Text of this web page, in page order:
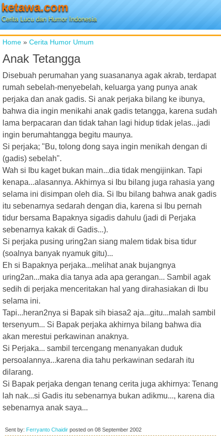
ketawa.com
Cerita Lucu dan Humor Indonesia
Home » Cerita Humor Umum
Anak Tetangga
Disebuah perumahan yang suasananya agak akrab, terdapat
rumah sebelah-menyebelah, keluarga yang punya anak
perjaka dan anak gadis. Si anak perjaka bilang ke ibunya,
bahwa dia ingin menikahi anak gadis tetangga, karena sudah
lama berpacaran dan tidak tahan lagi hidup tidak jelas...jadi
ingin berumahtangga begitu maunya.
Si perjaka; "Bu, tolong dong saya ingin menikah dengan di
(gadis) sebelah".
Wah si Ibu kaget bukan main...dia tidak mengijinkan. Tapi
kenapa...alasannya. Akhirnya si Ibu bilang juga rahasia yang
selama ini disimpan oleh dia. Si Ibu bilang bahwa anak gadis
itu sebenarnya sedarah dengan dia, karena si Ibu pernah
tidur bersama Bapaknya sigadis dahulu (jadi di Perjaka
sebenarnya kakak di Gadis...).
Si perjaka pusing uring2an siang malem tidak bisa tidur
(soalnya banyak nyamuk gitu)...
Eh si Bapaknya perjaka...melihat anak bujangnya
uring2an...maka dia tanya ada apa gerangan... Sambil agak
sedih di perjaka menceritakan hal yang dirahasiakan di Ibu
selama ini.
Tapi...heran2nya si Bapak sih biasa2 aja...gitu...malah sambil
tersenyum... Si Bapak perjaka akhirnya bilang bahwa dia
akan merestui perkawinan anaknya.
Si Perjaka... sambil tercengang menanyakan duduk
persoalannya...karena dia tahu perkawinan sedarah itu
dilarang.
Si Bapak perjaka dengan tenang cerita juga akhirnya: Tenang
lah nak...si Gadis itu sebenarnya bukan adikmu..., karena dia
sebenarnya anak saya...
Sent by: Ferryanto Chaidir posted on 08 September 2002